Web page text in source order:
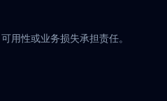
用性或业务损失承担责任。